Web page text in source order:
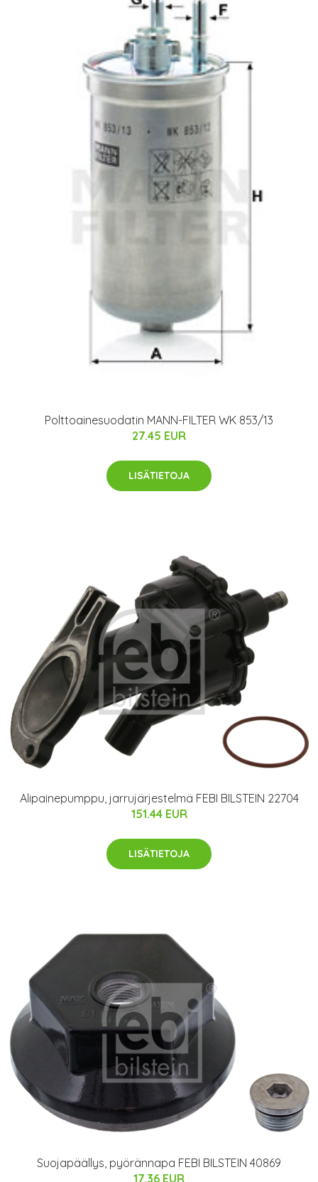
Polttoainesuodatin MANN-FILTER WK 853/13
27.45 EUR
LISÄTIETOJA
Alipainepumppu, jarrujärjestelmä FEBI BILSTEIN 22704
151.44 EUR
LISÄTIETOJA
Suojapäällys, pyörännapa FEBI BILSTEIN 40869
17.36 EUR